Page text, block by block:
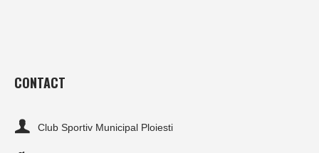
CONTACT
Club Sportiv Municipal Ploiesti